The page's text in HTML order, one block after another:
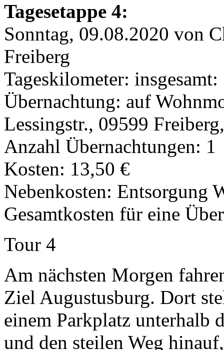
Tagesetappe 4:
Sonntag, 09.08.2020 von
Freiberg
Tageskilometer:
Übernachtung: auf
Lessingstr., 09599
Anzahl Übernachtungen: 1
Kosten: 13,50 €
Nebenkosten: Entsorgung
Gesamtkosten für eine
Tour 4
Am nächsten Morgen
Ziel Augustusburg. Dort
einem Parkplatz unterhalb
und den steilen Weg